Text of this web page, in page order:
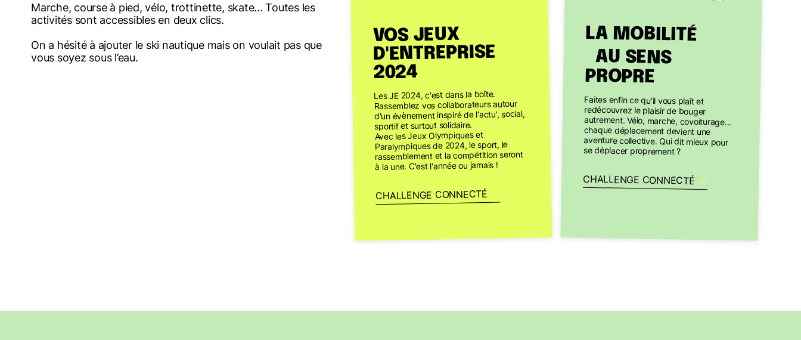
Marche, course à pied, vélo, trottinette, skate... Toutes les
activités sont accessibles en deux clics.
On a hésité à ajouter le ski nautique mais on voulait pas que
vous soyez sous l’eau.
VOS JEUX
D'ENTREPRISE
2024
Les JE 2024, c'est dans la boîte.
Rassemblez vos collaborateurs autour
d'un évènement inspiré de l'actu', social,
sportif et surtout solidaire.
Avec les Jeux Olympiques et
Paralympiques de 2024, le sport, le
rassemblement et la compétition seront
à la une. C'est l'année ou jamais !
CHALLENGE CONNECTÉ
LA MOBILITÉ
AU SENS
PROPRE
Faites enfin ce qu'il vous plaît et
redécouvrez le plaisir de bouger
autrement. Vélo, marche, covoiturage...
chaque déplacement devient une
aventure collective. Qui dit mieux pour
se déplacer proprement ?
CHALLENGE CONNECTÉ